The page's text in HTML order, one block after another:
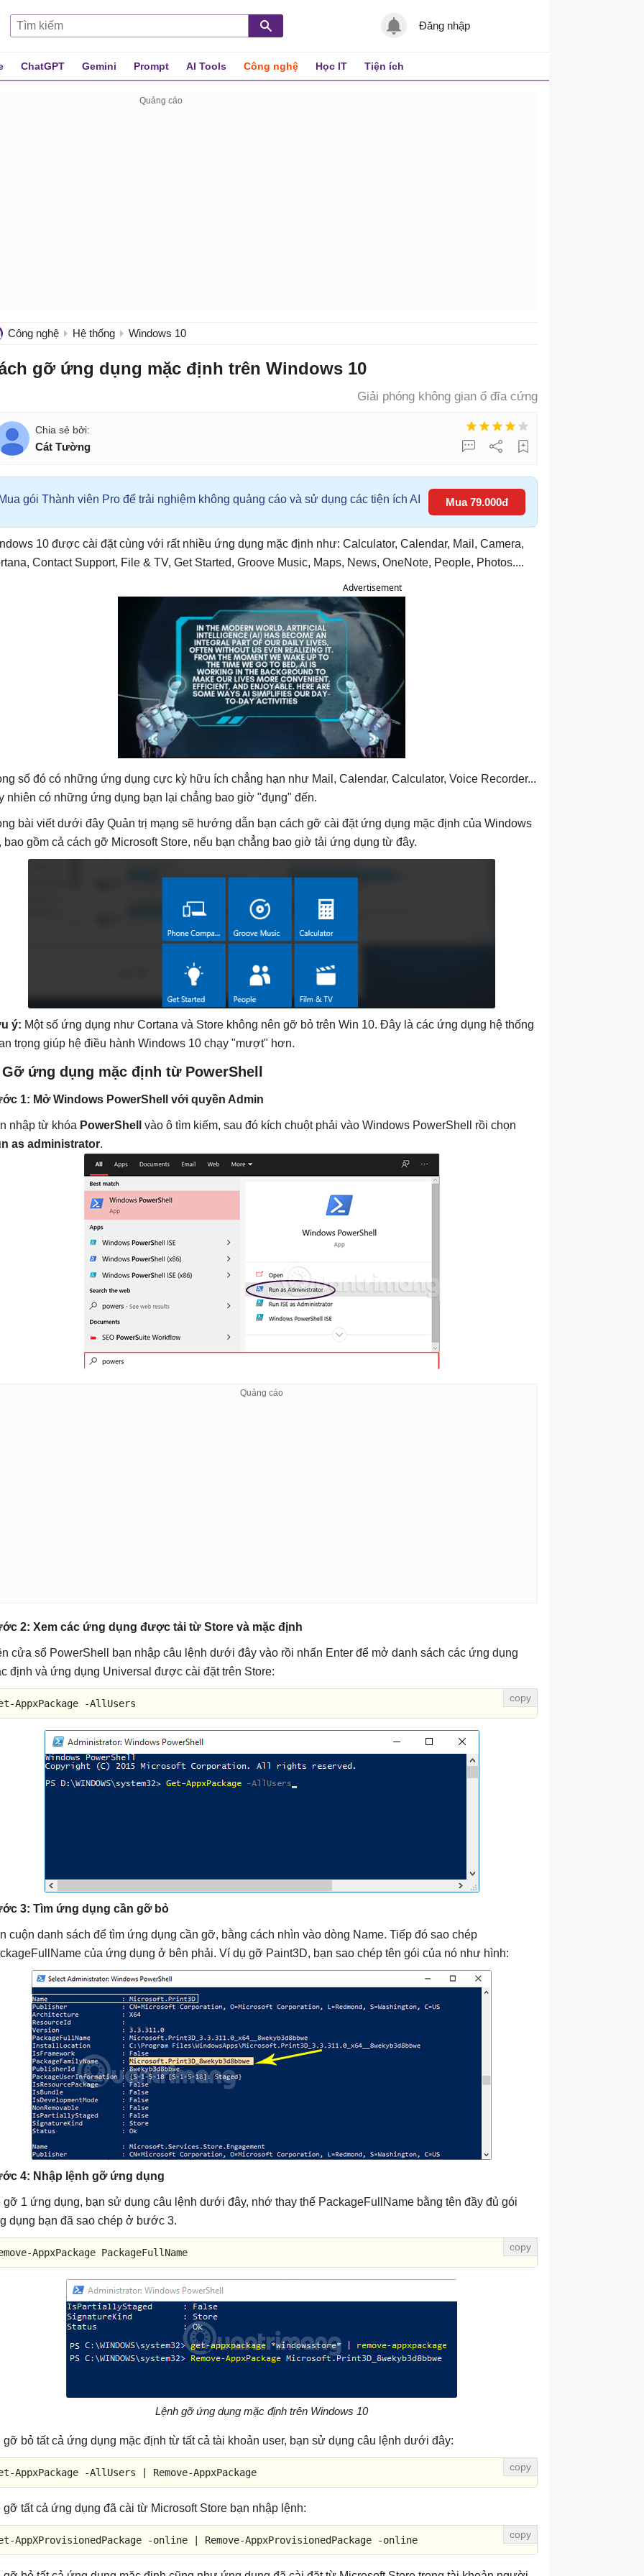
Đăng nhập
ChatGPT Gemini Prompt AI Tools Công nghệ Học IT Tiện ích
Công nghệ Hệ thống Windows 10
gỡ ứng dụng mặc định trên Windows 10
Giải phóng không gian ổ đĩa cứng
Cát Tường
Mua gói Thành viên Pro để trải nghiệm không quảng cáo và sử dụng các tiện ích AI Mua 79.000đ
10 được cài đặt cùng với rất nhiều ứng dụng mặc định như: Calculator, Calendar, Mail, Camera,
Contact Support, File & TV, Get Started, Groove Music, Maps, News, OneNote, People, Photos....
Advertisement
số đó có những ứng dụng cực kỳ hữu ích chẳng hạn như Mail, Calendar, Calculator, Voice Recorder...
nhiên có những ứng dụng bạn lại chẳng bao giờ "đụng" đến.
bài viết dưới đây Quản trị mạng sẽ hướng dẫn bạn cách gỡ cài đặt ứng dụng mặc định của Windows
bao gồm cả cách gỡ Microsoft Store, nếu bạn chẳng bao giờ tải ứng dụng từ đây.
ý: Một số ứng dụng như Cortana và Store không nên gỡ bỏ trên Win 10. Đây là các ứng dụng hệ thống
trọng giúp hệ điều hành Windows 10 chạy "mượt" hơn.
Gỡ ứng dụng mặc định từ PowerShell
1: Mở Windows PowerShell với quyền Admin
nhập từ khóa PowerShell
vào ô tìm kiếm, sau đó kích chuột phải vào Windows PowerShell rồi chọn
as administrator.
2: Xem các ứng dụng được tải từ Store và mặc định
cửa sổ PowerShell bạn nhập câu lệnh dưới đây vào rồi nhấn Enter để mở danh sách các ứng dụng
định và ứng dụng Universal được cài đặt trên Store:
AppxPackage -AllUsers
3: Tìm ứng dụng cần gỡ bỏ
cuộn danh sách để tìm ứng dụng cần gỡ, bằng cách nhìn vào dòng Name. Tiếp đó sao chép
của ứng dụng ở bên phải. Ví dụ gỡ Paint3D, bạn sao chép tên gói của nó như hình:
4: Nhập lệnh gỡ ứng dụng
1 ứng dụng, bạn sử dụng câu lệnh dưới đây, nhớ thay thế PackageFullName bằng tên đầy đủ gói
dụng bạn đã sao chép ở bước 3.
AppxPackage PackageFullName
Lệnh gỡ ứng dụng mặc định trên Windows 10
bỏ tất cả ứng dụng mặc định từ tất cả tài khoản user, bạn sử dụng câu lệnh dưới đây:
AppxPackage -AllUsers | Remove-AppxPackage
tất cả ứng dụng đã cài từ Microsoft Store bạn nhập lệnh:
AppXProvisionedPackage -online | Remove-AppxProvisionedPackage -online